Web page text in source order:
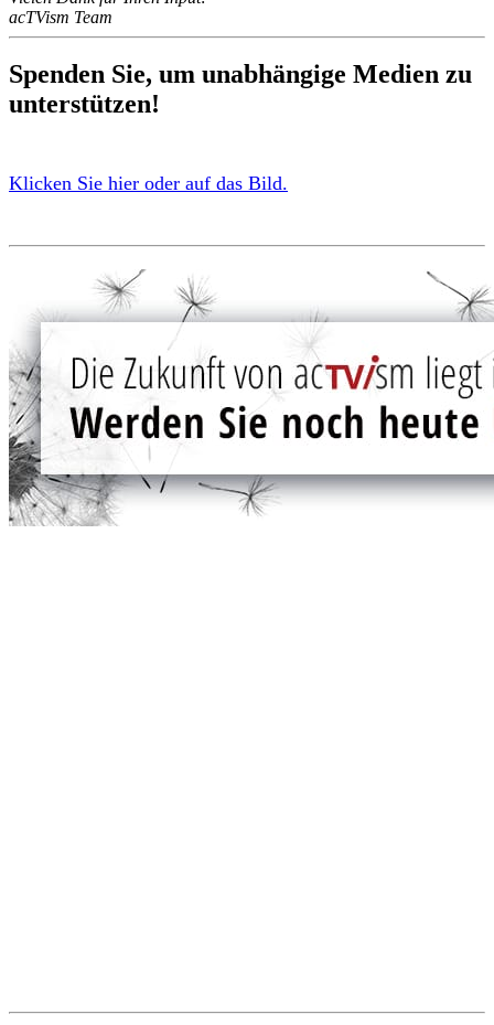
acTVism Team
Spenden Sie, um unabhängige Medien zu
unterstützen!
Klicken Sie hier oder auf das Bild.